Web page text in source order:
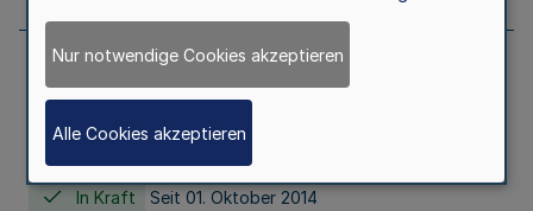
Gesetz über die Hochschulen des Landes
Nordrhein-Westfalen (Hochschulgesetz -
HG)
In Kraft Seit 01. Oktober 2014
Nur notwendige Cookies akzeptieren
Alle Cookies akzeptieren